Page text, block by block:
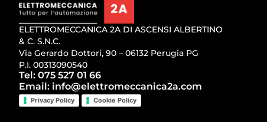
ELETTROMECCANICA 2A DI ASCENSI ALBERTINO
& C. S.N.C.
Via Gerardo Dottori, 90 – 06132 Perugia PG
P.I. 00313090540
Tel: 075 527 01 66
Email: info@elettromeccanica2a.com
Privacy Policy Cookie Policy